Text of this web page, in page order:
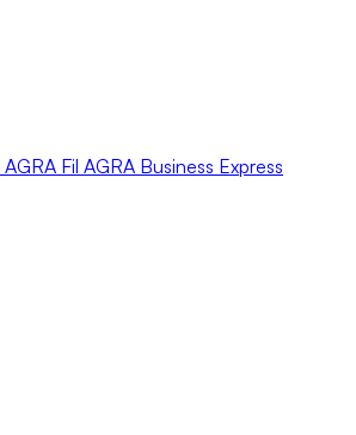
AGRA Fil AGRA Business Express